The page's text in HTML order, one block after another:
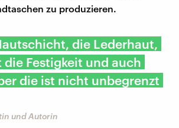
zu produzieren.
die Lederhaut,
Festigkeit und auch
die ist nicht unbegrenzt
und Autorin